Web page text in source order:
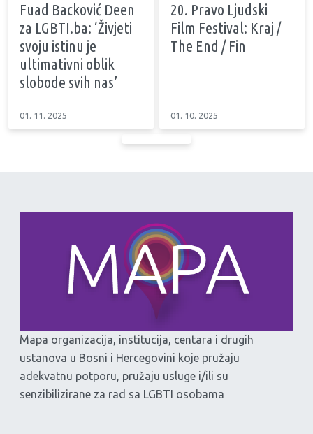
Fuad Backović Deen
za LGBTI.ba: ‘Živjeti
svoju istinu je
ultimativni oblik
slobode svih nas’
01. 11. 2025
20. Pravo Ljudski
Film Festival: Kraj /
The End / Fin
01. 10. 2025
Mapa organizacija, institucija, centara i drugih
ustanova u Bosni i Hercegovini koje pružaju
adekvatnu potporu, pružaju usluge i/ili su
senzibilizirane za rad sa LGBTI osobama